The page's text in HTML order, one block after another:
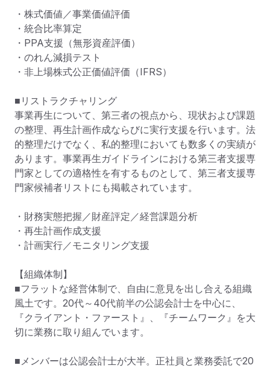
・株式価値／事業価値評価
・統合比率算定
・PPA支援（無形資産評価）
・のれん減損テスト
・非上場株式公正価値評価（IFRS）
■リストラクチャリング
事業再生について、第三者の視点から、現状および課題
の整理、再生計画作成ならびに実行支援を行います。法
的整理だけでなく、私的整理においても数多くの実績が
あります。事業再生ガイドラインにおける第三者支援専
門家としての適格性を有するものとして、第三者支援専
門家候補者リストにも掲載されています。
・財務実態把握／財産評定／経営課題分析
・再生計画作成支援
・計画実行／モニタリング支援
【組織体制】
■フラットな経営体制で、自由に意見を出し合える組織
風土です。20代～40代前半の公認会計士を中心に、
『クライアント・ファースト』、『チームワーク』を大
切に業務に取り組んでいます。
■メンバーは公認会計士が大半。正社員と業務委託で20